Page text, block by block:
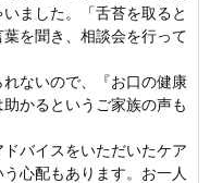
ました。「舌苔を取ると
を聞き、相談会を行って
ないので、『お口の健康
かるというご家族の声も
バイスをいただいたケア
心配もあります。お一人